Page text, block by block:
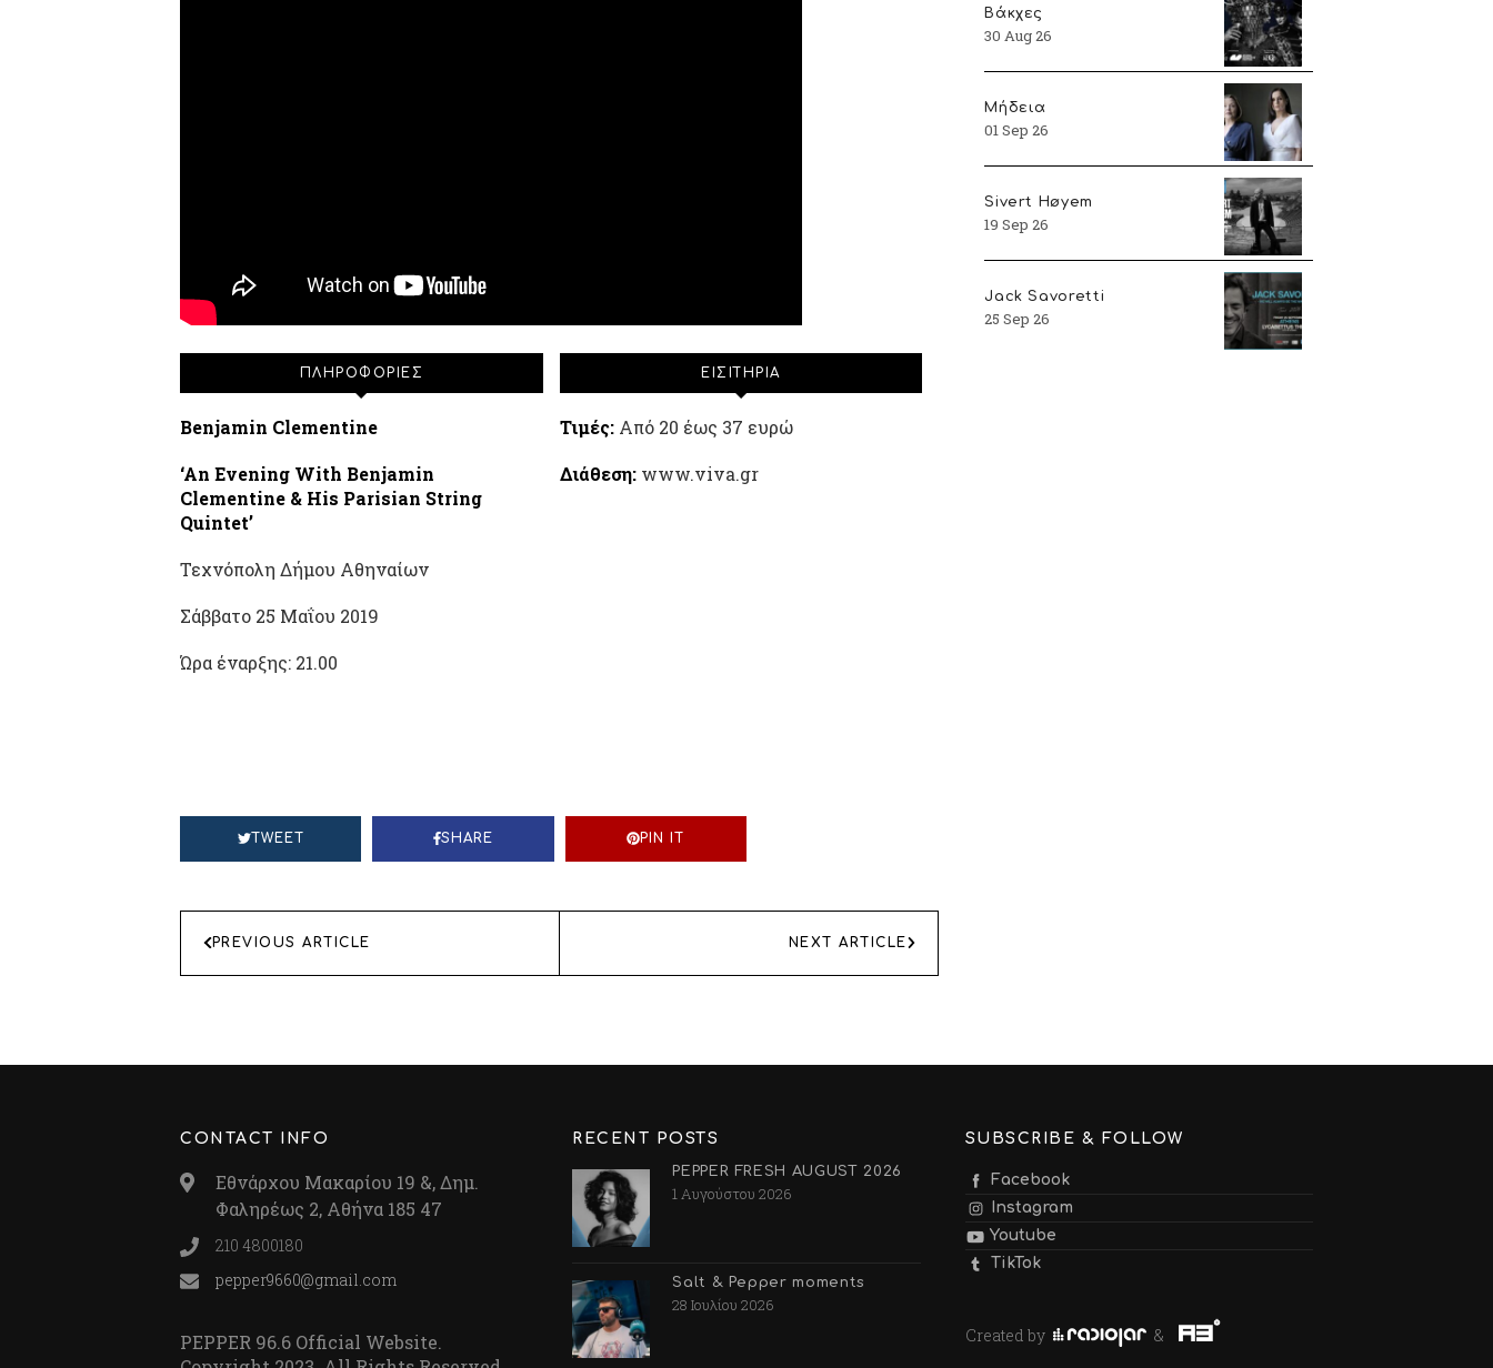
ΠΛΗΡΟΦΟΡΙΕΣ
Βenjamin Clementine
‘An Evening With Benjamin
Clementine & His Parisian String
Quintet’
Τεχνόπολη Δήμου Αθηναίων
Σάββατο 25 Μαΐου 2019
Ώρα έναρξης: 21.00
ΕΙΣΙΤΗΡΙΑ
Τιμές:Από 20 έως 37 ευρώ
Διάθεση:www.viva.gr
TWEET SHARE PIN IT
ΑΡΘΡΩΝ
NEXT ARTICLE
PREVIOUS ARTICLE
Βάκχες
30 Aug 26
Μήδεια
01 Sep 26
Sivert Høyem
19 Sep 26
Jack Savoretti
25 Sep 26
CONTACT INFO
Εθνάρχου Μακαρίου 19 &, Δημ.
Φαληρέως 2, Αθήνα 185 47
210 4800180
pepper9660@gmail.com
PEPPER 96.6 Official Website.
RECENT POSTS
PEPPER FRESH AUGUST 2026
1 Αυγούστου 2026
Salt & Pepper moments
28 Ιουλίου 2026
SUBSCRIBE & FOLLOW
Facebook
Instagram
Youtube
TikTok
Created by &